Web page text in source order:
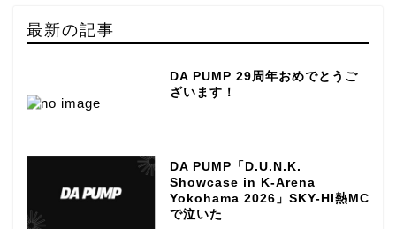
最新の記事
DA PUMP 29周年おめでとうご
ざいます！
DA PUMP「D.U.N.K.
Showcase in K-Arena
Yokohama 2026」SKY-HI熱MC
で泣いた